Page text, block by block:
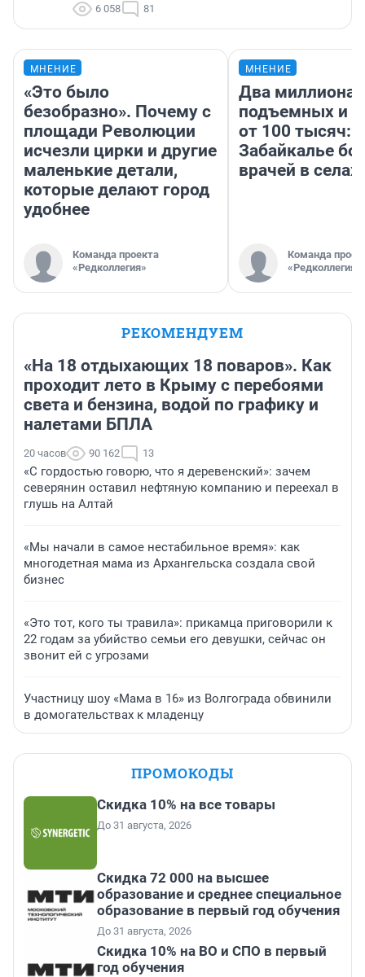
6 058 81
МНЕНИЕ
«Это было
безобразно». Почему с
площади Революции
исчезли цирки и другие
маленькие детали,
которые делают город
удобнее
Команда проекта
«Редколлегия»
МНЕНИЕ
Два миллиона
подъемных и
от 100 тысяч:
Забайкалье
врачей в селах
Команда
«Редколлегия»
РЕКОМЕНДУЕМ
«На 18 отдыхающих 18 поваров». Как
проходит лето в Крыму с перебоями
света и бензина, водой по графику и
налетами БПЛА
20 часов 90 162 13
«С гордостью говорю, что я деревенский»: зачем
северянин оставил нефтяную компанию и переехал в
глушь на Алтай
«Мы начали в самое нестабильное время»: как
многодетная мама из Архангельска создала свой
бизнес
«Это тот, кого ты травила»: прикамца приговорили к
22 годам за убийство семьи его девушки, сейчас он
звонит ей с угрозами
Участницу шоу «Мама в 16» из Волгограда обвинили
в домогательствах к младенцу
ПРОМОКОДЫ
Скидка 10% на все товары
До 31 августа, 2026
Скидка 72 000 на высшее
образование и среднее специальное
образование в первый год обучения
До 31 августа, 2026
Скидка 10% на ВО и СПО в первый
год обучения